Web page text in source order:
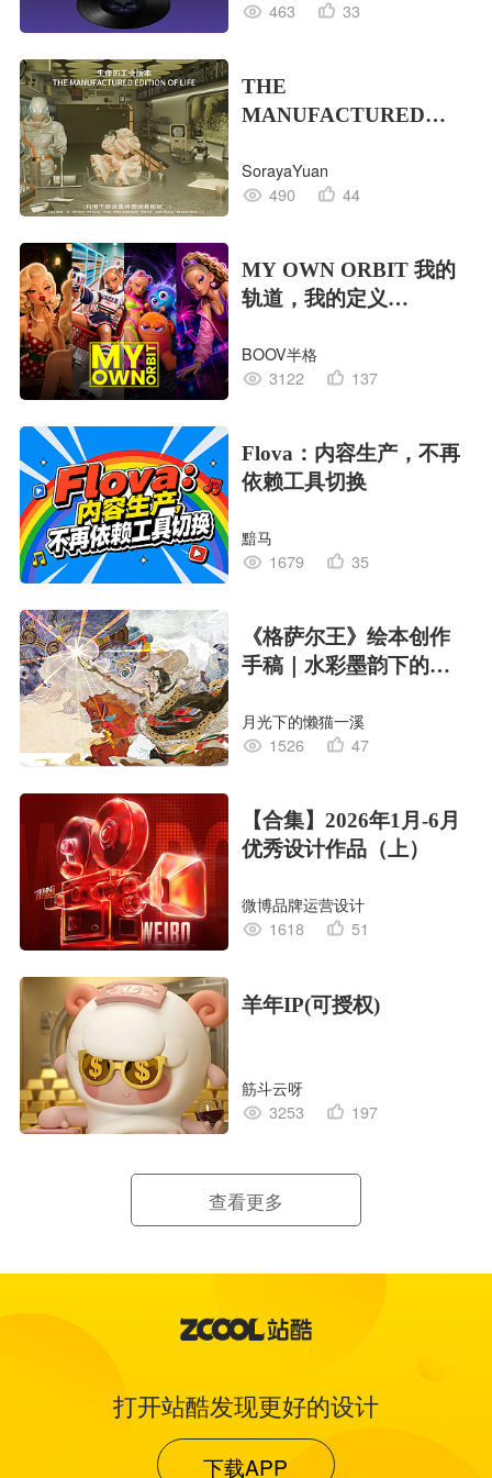
463
33
THE
MANUFACTURED
的工业版本
SorayaYuan
490
44
MY OWN ORBIT 我的
轨道，我的定义
对
BOOV半格
3122
137
Flova：内容生产，不再
依赖工具切换
黯马
1679
35
《格萨尔王》绘本创作
手稿｜水彩墨韵下的史
月光下的懒猫一溪
1526
47
【合集】2026年1月-6月
优秀设计作品（上）
微博品牌运营设计
1618
51
羊年IP(可授权)
筋斗云呀
3253
197
查看更多
打开站酷发现更好的设计
下载APP